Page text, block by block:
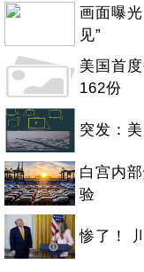
画面曝
见”
美国首
162份
突发：
白宫内
验
惨了！